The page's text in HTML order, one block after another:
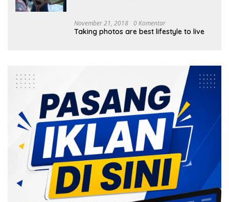
November 21, 2018 0 Komentar
Taking photos are best lifestyle to live